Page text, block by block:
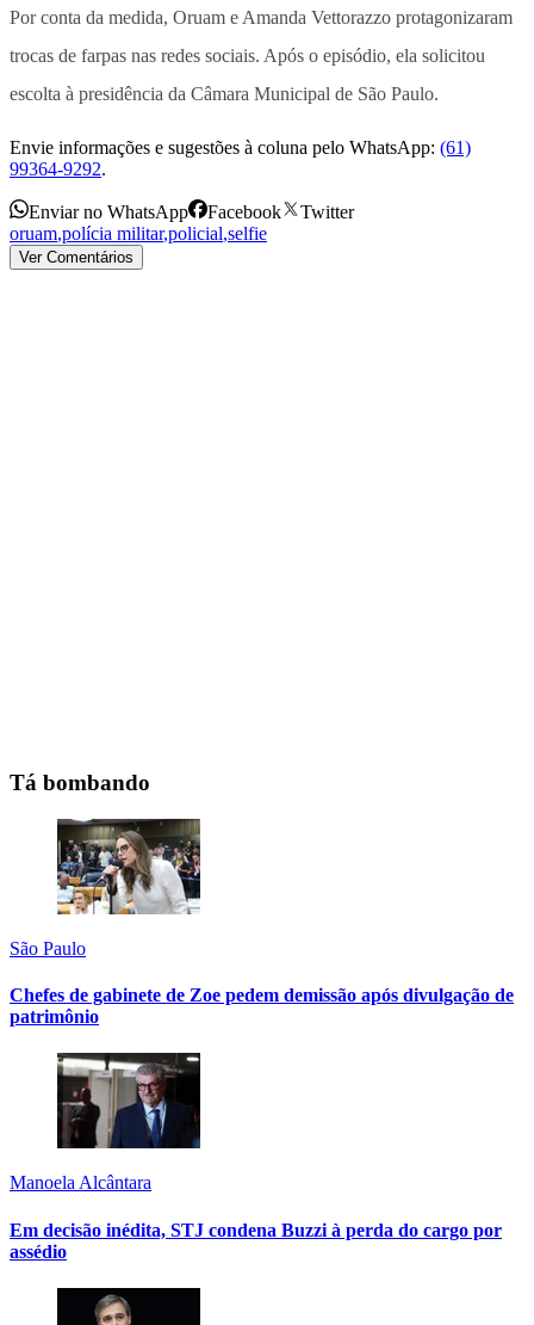
Por conta da medida, Oruam e Amanda Vettorazzo protagonizaram
trocas de farpas nas redes sociais. Após o episódio, ela solicitou
escolta à presidência da Câmara Municipal de São Paulo.
Envie informações e sugestões à coluna pelo WhatsApp: (61)
99364-9292.
Enviar no WhatsApp Facebook
Twitter
oruam,polícia militar,policial,selfie
Ver Comentários
Tá bombando
São Paulo
Chefes de gabinete de Zoe pedem demissão após divulgação de
patrimônio
Manoela Alcântara
Em decisão inédita, STJ condena Buzzi à perda do cargo por
assédio